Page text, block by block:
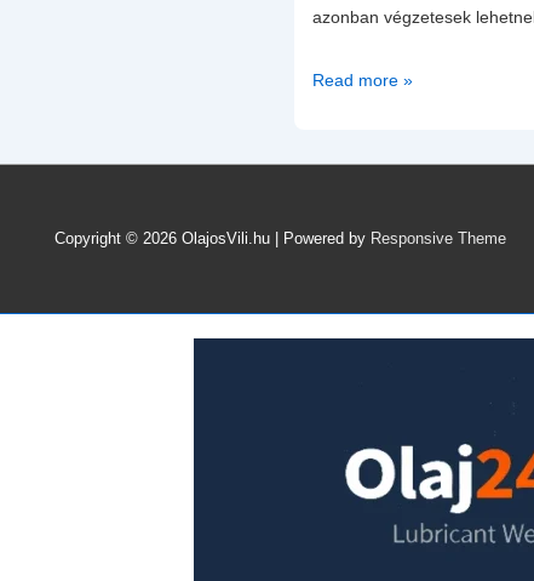
azonban végzetesek
Kroon-
Motorolajok
Termékek
Read more »
Copyright © 2026 OlajosVili.hu | Powered by Responsive Theme